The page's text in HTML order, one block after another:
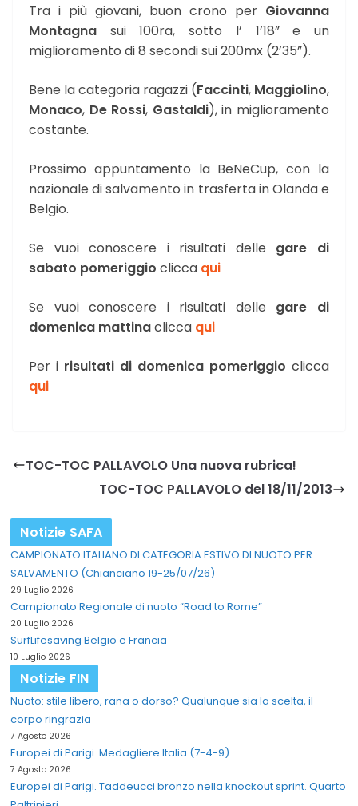
Tra i più giovani, buon crono per Giovanna
Montagna sui 100ra, sotto l’ 1’18” e un
miglioramento di 8 secondi sui 200mx (2’35”).
Bene la categoria ragazzi (Faccinti, Maggiolino,
Monaco, De Rossi, Gastaldi), in miglioramento
costante.
Prossimo appuntamento la BeNeCup, con la
nazionale di salvamento in trasferta in Olanda e
Belgio.
Se vuoi conoscere i risultati delle gare di
sabato pomeriggio clicca qui
Se vuoi conoscere i risultati delle gare di
domenica mattinaclicca qui
Per i risultati di domenica pomeriggio clicca
qui
TOC-TOC PALLAVOLO Una nuova rubrica!
TOC-TOC PALLAVOLO del 18/11/2013
Notizie SAFA
CAMPIONATO ITALIANO DI CATEGORIA ESTIVO DI NUOTO PER
SALVAMENTO (Chianciano 19-25/07/26)
29 Luglio 2026
Campionato Regionale di nuoto “Road to Rome”
20 Luglio 2026
SurfLifesaving Belgio e Francia
10 Luglio 2026
Notizie FIN
Nuoto: stile libero, rana o dorso? Qualunque sia la scelta, il
corpo ringrazia
7 Agosto 2026
Europei di Parigi. Medagliere Italia (7-4-9)
7 Agosto 2026
Europei di Parigi. Taddeucci bronzo nella knockout sprint. Quarto